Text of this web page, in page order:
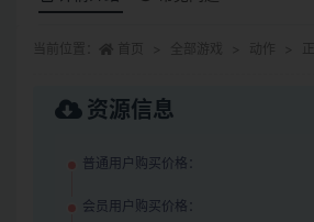
资源信息
普通用户购买价格：
会员用户购买价格：